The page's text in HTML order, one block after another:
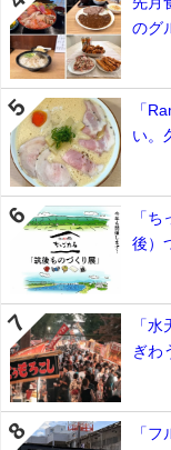
のグ
「
い。
「
後）
「
ぎわ
「